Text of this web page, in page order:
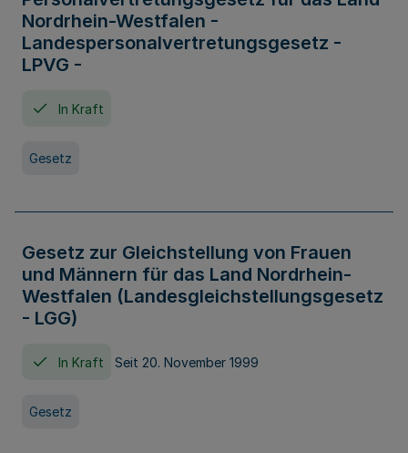
Nordrhein-Westfalen -
Landespersonalvertretungsgesetz -
LPVG -
In Kraft
Gesetz
Gesetz zur Gleichstellung von Frauen
und Männern für das Land Nordrhein-
Westfalen (Landesgleichstellungsgesetz
- LGG)
In Kraft Seit 20. November 1999
Gesetz